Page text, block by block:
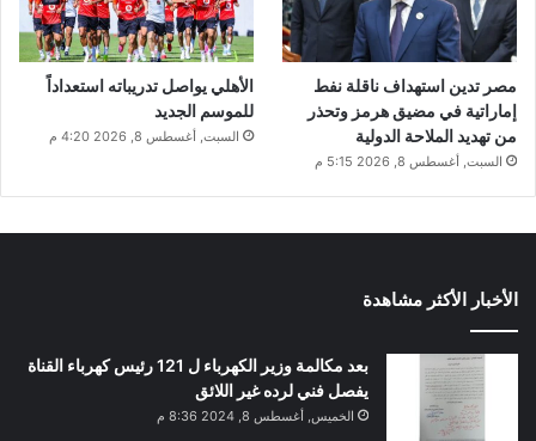
مصر تدين استهداف ناقلة نفط
إماراتية في مضيق هرمز وتحذر
من تهديد الملاحة الدولية
السبت, أغسطس 8, 2026 5:15 م
الأهلي يواصل تدريباته استعداداً
للموسم الجديد
السبت, أغسطس 8, 2026 4:20 م
الأخبار الأكثر مشاهدة
بعد مكالمة وزير الكهرباء ل 121 رئيس كهرباء القناة
يفصل فني لرده غير اللائق
الخميس, أغسطس 8, 2024 8:36 م